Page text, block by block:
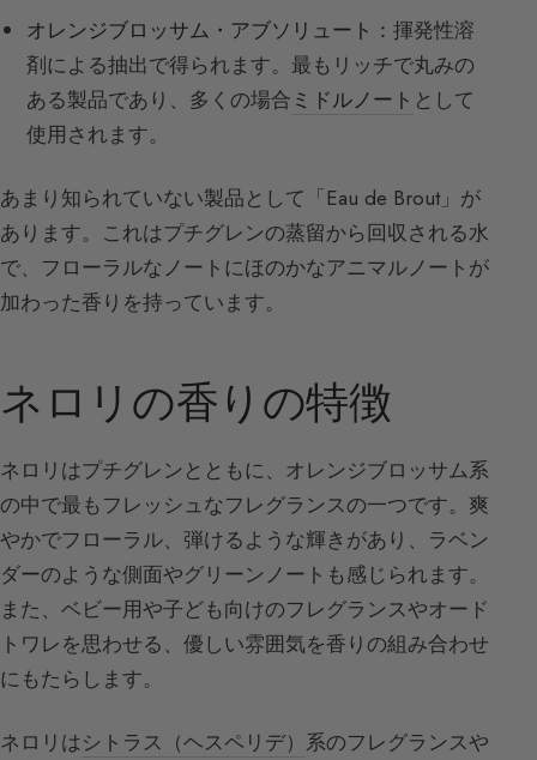
オレンジブロッサム・アブソリュート：揮発性溶
剤による抽出で得られます。最もリッチで丸みの
ある製品であり、多くの場合 ミドルノート として
使用されます。
あまり知られていない製品として「Eau de Brout」が
あります。これはプチグレンの蒸留から回収される水
で、フローラルなノートにほのかなアニマルノートが
加わった香りを持っています。
ネロリの香りの特徴
ネロリはプチグレンとともに、オレンジブロッサム系
の中で最もフレッシュなフレグランスの一つです。爽
やかでフローラル、弾けるような輝きがあり、ラベン
ダーのような側面やグリーンノートも感じられます。
また、ベビー用や子ども向けのフレグランスやオード
トワレを思わせる、優しい雰囲気を香りの組み合わせ
にもたらします。
ネロリはシトラス（ヘスペリデ） 系のフレグランスや